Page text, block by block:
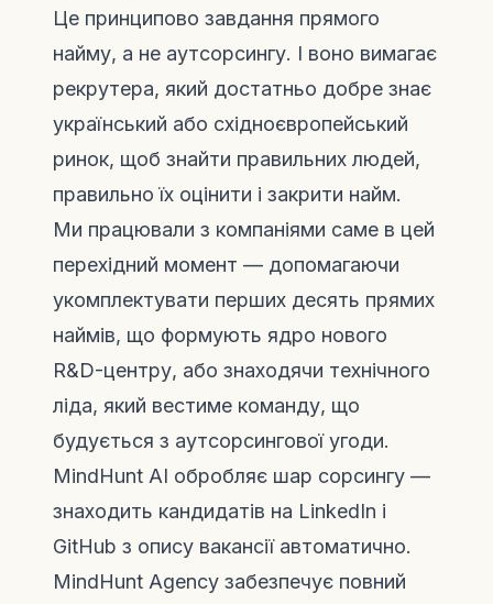
Це принципово завдання прямого
найму, а не аутсорсингу. І воно вимагає
рекрутера, який достатньо добре знає
український або східноєвропейський
ринок, щоб знайти правильних людей,
правильно їх оцінити і закрити найм.
Ми працювали з компаніями саме в цей
перехідний момент — допомагаючи
укомплектувати перших десять прямих
наймів, що формують ядро нового
R&D-центру, або знаходячи технічного
ліда, який вестиме команду, що
будується з аутсорсингової угоди.
MindHunt AI обробляє шар сорсингу —
знаходить кандидатів на LinkedIn і
GitHub з опису вакансії автоматично.
MindHunt Agency забезпечує повний